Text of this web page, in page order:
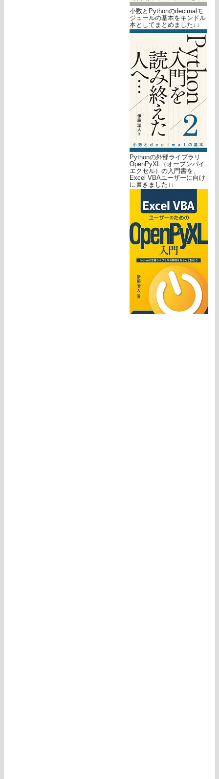
小数とPythonのdecimalモ
ジュールの基本をキンドル
本としてまとめました↓↓
Pythonの外部ライブラリ
OpenPyXL（オープンパイ
エクセル）の入門書を、
Excel VBAユーザーに向け
に書きました↓↓